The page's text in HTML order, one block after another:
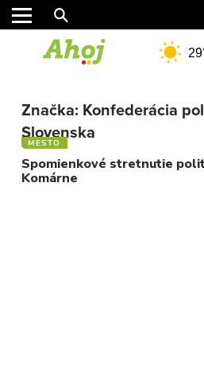
REGIÓN
KULTÚRA
Značka: Konfederácia
Slovenska
MESTO
Spomienkové stretnutie
Komárne